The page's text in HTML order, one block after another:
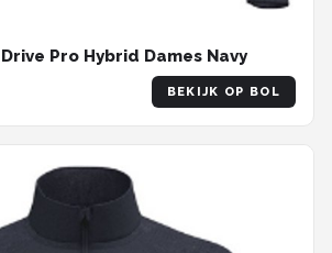
Pro Hybrid Dames Navy
BEKIJK OP BOL